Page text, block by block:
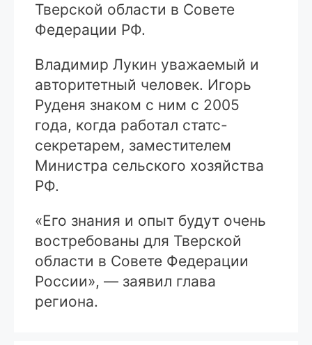
Тверской области в Совете
Федерации РФ.
Владимир Лукин уважаемый и
авторитетный человек. Игорь
Руденя знаком с ним с 2005
года, когда работал статс-
секретарем, заместителем
Министра сельского хозяйства
РФ.
«Его знания и опыт будут очень
востребованы для Тверской
области в Совете Федерации
России», — заявил глава
региона.